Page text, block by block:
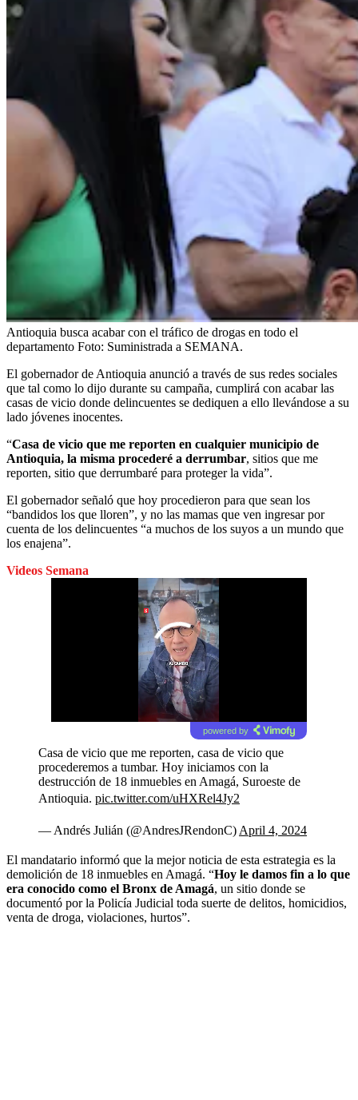
Antioquia busca acabar con el tráfico de drogas en todo el
departamento Foto: Suministrada a SEMANA.
El gobernador de Antioquia anunció a través de sus redes sociales
que tal como lo dijo durante su campaña, cumplirá con acabar las
casas de vicio donde delincuentes se dediquen a ello llevándose a su
lado jóvenes inocentes.
“Casa de vicio que me reporten en cualquier municipio de
Antioquia, la misma procederé a derrumbar, sitios que me
reporten, sitio que derrumbaré para proteger la vida”.
El gobernador señaló que hoy procedieron para que sean los
“bandidos los que lloren”, y no las mamas que ven ingresar por
cuenta de los delincuentes “a muchos de los suyos a un mundo que
los enajena”.
Videos Semana
powered by
Casa de vicio que me reporten, casa de vicio que
procederemos a tumbar. Hoy iniciamos con la
destrucción de 18 inmuebles en Amagá, Suroeste de
Antioquia. pic.twitter.com/uHXRel4Jy2
— Andrés Julián (@AndresJRendonC) April 4, 2024
El mandatario informó que la mejor noticia de esta estrategia es la
demolición de 18 inmuebles en Amagá. “Hoy le damos fin a lo que
era conocido como el Bronx de Amagá, un sitio donde se
documentó por la Policía Judicial toda suerte de delitos, homicidios,
venta de droga, violaciones, hurtos”.